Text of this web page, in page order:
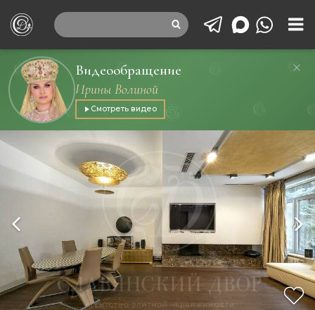
Видеообращение
Ирины Волиной
Смотреть видео